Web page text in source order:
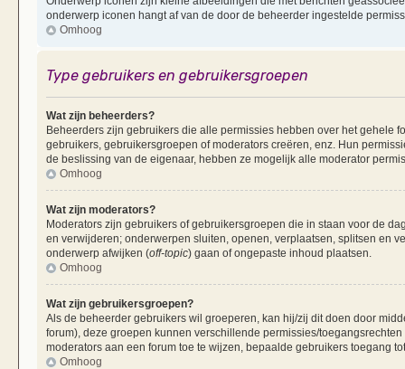
onderwerp iconen hangt af van de door de beheerder ingestelde
Omhoog
Type gebruikers en gebruikersgroepen
Wat zijn beheerders?
Beheerders zijn gebruikers die alle permissies hebben over het gehele
gebruikers, gebruikersgroepen of moderators creëren, enz. Hun
de beslissing van de eigenaar, hebben ze mogelijk alle moderator
Omhoog
Wat zijn moderators?
Moderators zijn gebruikers of gebruikersgroepen die in staan voor de
en verwijderen; onderwerpen sluiten, openen, verplaatsen, splitsen en
onderwerp afwijken (off-topic) gaan of ongepaste inhoud plaatsen.
Omhoog
Wat zijn gebruikersgroepen?
Als de beheerder gebruikers wil groeperen, kan hij/zij dit doen door
forum), deze groepen kunnen verschillende permissies/
moderators aan een forum toe te wijzen, bepaalde gebruikers toegang
Omhoog